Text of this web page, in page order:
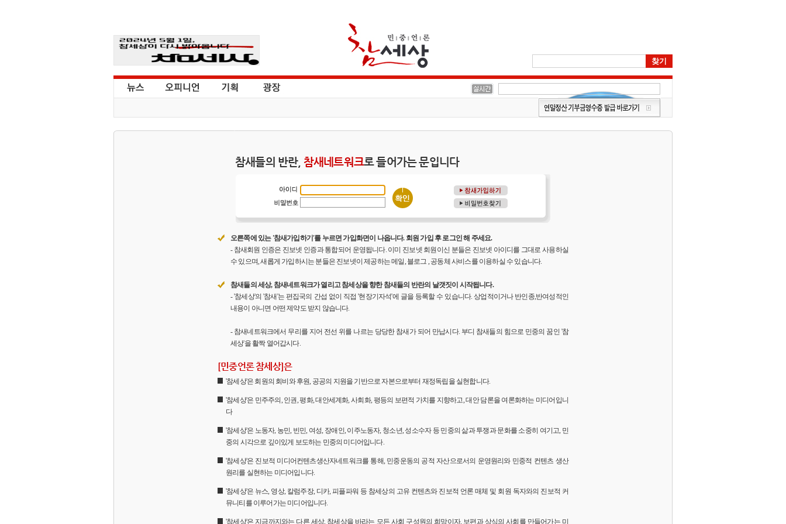
참새들의 반란, 참새네트워크로 들어가는 문입니다
오른쪽에 있는 '참새가입하기'를 누르면 가입화면이 나옵니다. 회원 가입 후 로그인 해 주세요.
- 참새회원 인증은 진보넷 인증과 통합되어 운영됩니다. 이미 진보넷 회원이신 분들은 진보넷 아이디를 그대로 사용하실
수 있으며, 새롭게 가입하시는 분들은 진보넷이 제공하는 메일, 블로그 , 공동체 사비스를 이용하실 수 있습니다.
참새들의 세상, 참새네트워크가 열리고 참세상을 향한 참새들의 반란의 날갯짓이 시작됩니다.
- '참세상'의 '참새'는 편집국의 간섭 없이 직접 '현장기자석'에 글을 등록할 수 있습니다. 상업적이거나 반인종,반여성적인
내용이 아니면 어떤 제약도 받지 않습니다.
- 참새네트워크에서 무리를 지어 전선 위를 나르는 당당한 참새가 되어 만납시다. 부디 참새들의 힘으로 민중의 꿈인 '참
세상'을 활짝 열어갑시다.
[민중언론 참세상]은
'참세상'은 회원의 회비와 후원, 공공의 지원을 기반으로 자본으로부터 재정독립을 실현합니다.
'참세상'은 민주주의, 인권, 평화, 대안세계화, 사회화, 평등의 보편적 가치를 지향하고, 대안 담론을 여론화하는 미디어입니
다
'참세상'은 노동자, 농민, 빈민, 여성, 장애인, 이주노동자, 청소년, 성소수자 등 민중의 삶과 투쟁과 문화를 소중히 여기고, 민
중의 시각으로 깊이있게 보도하는 민중의 미디어입니다.
'참세상'은 진보적 미디어컨텐츠생산자네트워크를 통해, 민중운동의 공적 자산으로서의 운영원리와 민중적 컨텐츠 생산
원리를 실현하는 미디어입니다.
'참세상'은 뉴스, 영상, 칼럼주장, 디카, 피플파워 등 참세상의 고유 컨텐츠와 진보적 언론 매체 및 회원 독자와의 진보적 커
뮤니티를 이루어가는 미디어입니다.
'참세상'은 지금까지와는 다른 세상, 참세상을 바라는 모든 사회 구성원의 희망이자, 보편과 상식의 사회를 만들어가는 미